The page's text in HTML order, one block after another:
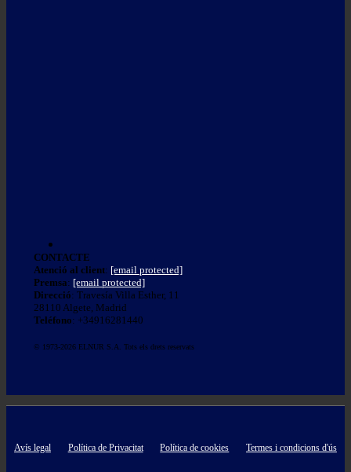
CONTACTE
Atenció al client: [email protected]
Premsa: [email protected]
Direcció: Travesía Villa Esther, 11
28110 Algete, Madrid
Teléfono: +34916281440
© 1973-2026 ELNUR S.A. Tots els drets reservats
Avís legal Política de Privacitat Política de cookies Termes i condicions d'ús